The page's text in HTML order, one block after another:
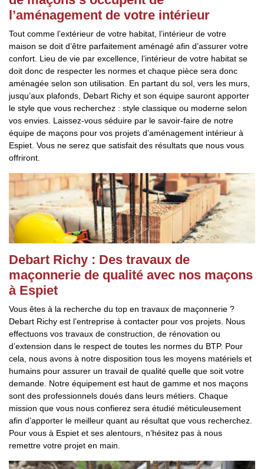
l’aménagement de votre intérieur
Tout comme l’extérieur de votre habitat, l’intérieur de votre
maison se doit d’être parfaitement aménagé afin d’assurer votre
confort. Lieu de vie par excellence, l’intérieur de votre habitat se
doit donc de respecter les normes et chaque pièce sera donc
aménagée selon son utilisation. En partant du sol, vers les murs,
jusqu’aux plafonds, Debart Richy et son équipe sauront apporter
le style que vous recherchez : style classique ou moderne selon
vos envies. Laissez-vous séduire par le savoir-faire de notre
équipe de maçons pour vos projets d’aménagement intérieur à
Espiet. Vous ne serez que satisfait des résultats que nous vous
offriront.
Debart Richy : Des travaux de
maçonnerie de qualité avec nos maçons
à Espiet
Vous êtes à la recherche du top en travaux de maçonnerie ?
Debart Richy est l’entreprise à contacter pour vos projets. Nous
effectuons vos travaux de construction, de rénovation ou
d’extension dans le respect de toutes les normes du BTP. Pour
cela, nous avons à notre disposition tous les moyens matériels et
humains pour assurer un travail de qualité quelle que soit votre
demande. Notre équipement est haut de gamme et nos maçons
sont des professionnels doués dans leurs métiers. Chaque
mission que vous nous confierez sera étudié méticuleusement
afin d’apporter le meilleur quant au résultat que vous recherchez.
Pour vous à Espiet et ses alentours, n’hésitez pas à nous
remettre votre projet en main.